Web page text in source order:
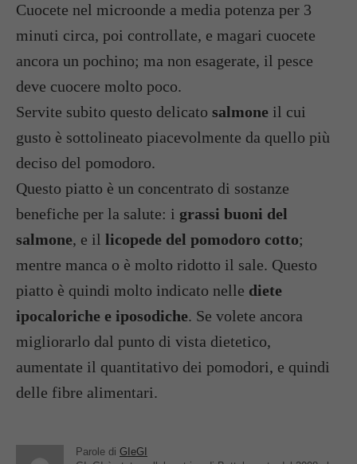
Cuocete nel microonde a media potenza per 3
minuti circa, poi controllate, e magari cuocete
ancora un pochino; ma non esagerate, il pesce
deve cuocere molto poco.
Servite subito questo delicato salmone il cui
gusto è sottolineato piacevolmente da quello più
deciso del pomodoro.
Questo piatto è un concentrato di sostanze
benefiche per la salute: i grassi buoni del
salmone, e il licopede del pomodoro cotto;
mentre manca o è molto ridotto il sale. Questo
piatto è quindi molto indicato nelle diete
ipocaloriche e iposodiche. Se volete ancora
migliorarlo dal punto di vista dietetico,
aumentate il quantitativo dei pomodori, e quindi
delle fibre alimentari.
Parole di GIeGI